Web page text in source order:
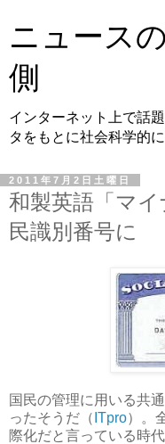
ニュース
側
インターネット上で話
タをもとに社会科学的に
2011年7月2日土曜日
和製英語「マ
民識別番号に
国民の管理に用いる共
ったそうだ（ ITpro）。
際化だと言っている時